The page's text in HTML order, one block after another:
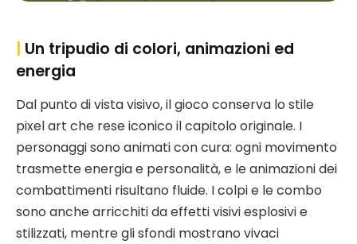
| Un tripudio di colori, animazioni ed
energia
Dal punto di vista visivo, il gioco conserva lo stile
pixel art che rese iconico il capitolo originale. I
personaggi sono animati con cura: ogni movimento
trasmette energia e personalità, e le animazioni dei
combattimenti risultano fluide. I colpi e le combo
sono anche arricchiti da effetti visivi esplosivi e
stilizzati, mentre gli sfondi mostrano vivaci